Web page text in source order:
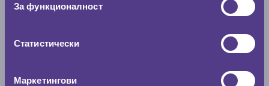
За функционалност
Статистически
МаркетинговиНамери гуми с новия размер